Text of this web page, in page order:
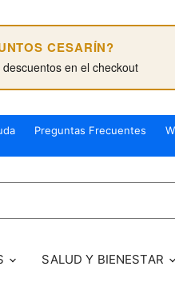
CESARÍN?
descuentos en el checkout
Preguntas Frecuentes
SALUD Y BIENESTAR